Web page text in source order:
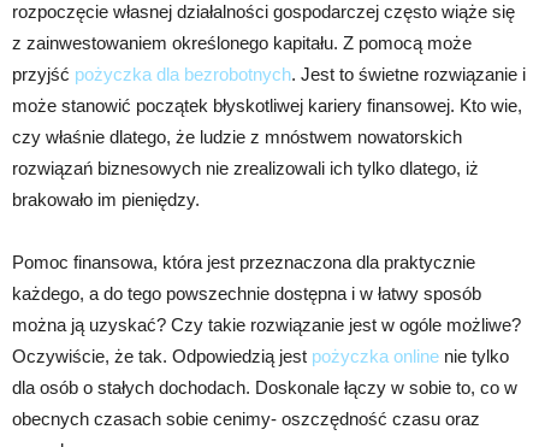
rozpoczęcie własnej działalności gospodarczej często wiąże się
z zainwestowaniem określonego kapitału. Z pomocą może
przyjść pożyczka dla bezrobotnych. Jest to świetne rozwiązanie i
może stanowić początek błyskotliwej kariery finansowej. Kto wie,
czy właśnie dlatego, że ludzie z mnóstwem nowatorskich
rozwiązań biznesowych nie zrealizowali ich tylko dlatego, iż
brakowało im pieniędzy.
Pomoc finansowa, która jest przeznaczona dla praktycznie
każdego, a do tego powszechnie dostępna i w łatwy sposób
można ją uzyskać? Czy takie rozwiązanie jest w ogóle możliwe?
Oczywiście, że tak. Odpowiedzią jest pożyczka online nie tylko
dla osób o stałych dochodach. Doskonale łączy w sobie to, co w
obecnych czasach sobie cenimy- oszczędność czasu oraz